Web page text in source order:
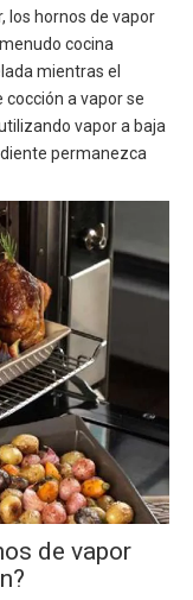
los hornos de vapor
cocina
mientras el
a vapor se
vapor a baja
permanezca
de vapor